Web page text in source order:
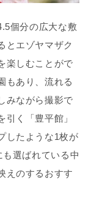
個分の広大な敷
とエゾヤマザク
楽しむことがで
もあり、流れる
みながら撮影で
引く「豊平館」
したような1枚が
選ばれている中
えのするおすす